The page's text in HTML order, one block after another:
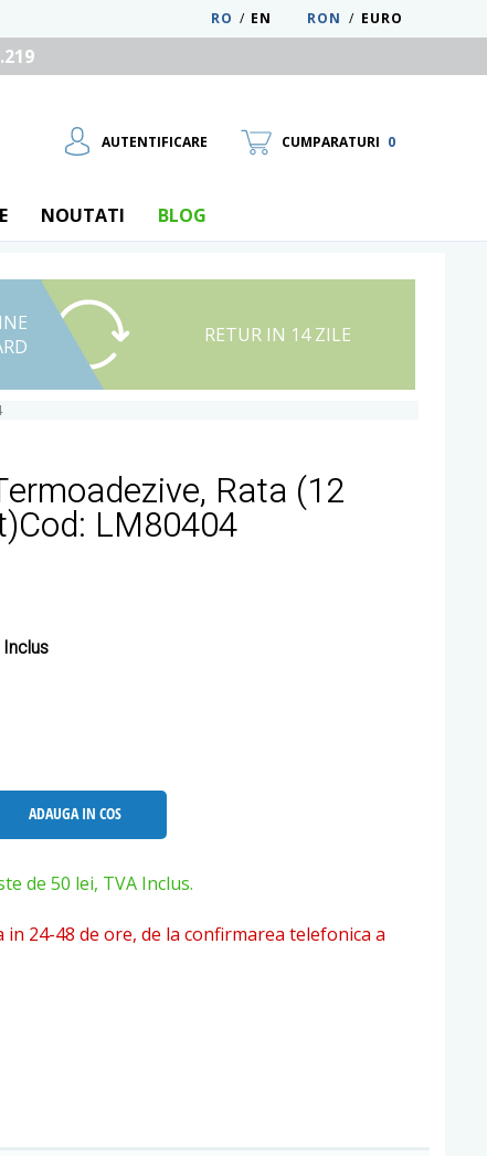
RON / EURO
EN
/
RO
AUTENTIFICARE
UTILIZATOR NOU
RECUPEREAZA PAROLA
CUMPARATURI 0
NOUTATI BLOG
RETUR IN 14 ZILE
Rata (12
LM80404
ADAUGA IN COS
de 50 lei, TVA Inclus.
24-48 de ore, de la confirmarea telefonica a